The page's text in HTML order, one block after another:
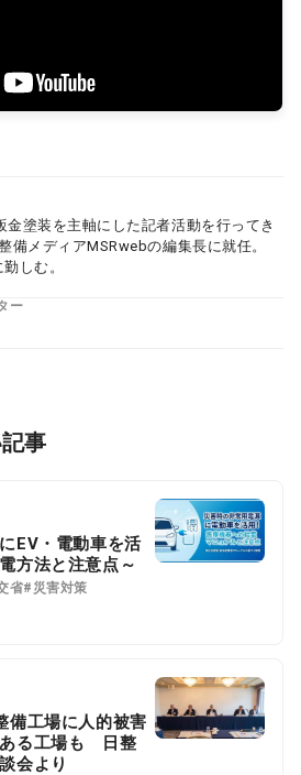
塗装を主軸にした記者活動を行ってき
備メディアMSRwebの編集長に就任。
しむ。
ー
事
EV・電動車を活
方法と注意点～
省#災害対策
工場に人的被害
ある工場も 日整
会より